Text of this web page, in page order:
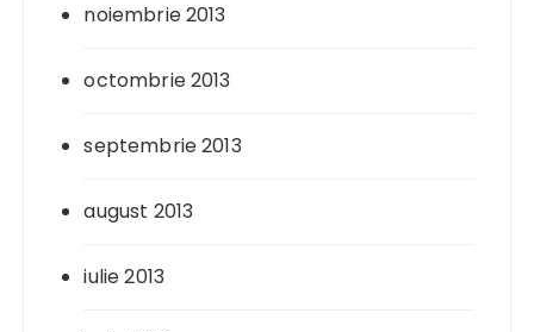
noiembrie 2013
octombrie 2013
septembrie 2013
august 2013
iulie 2013